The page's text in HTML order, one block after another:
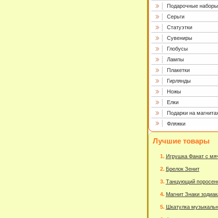
Подарочные наборы
Серьги
Статуэтки
Сувениры
Глобусы
Лампы
Плакетки
Гирлянды
Ножы
Елки
Подарки на
Фляжки
Лучшие товары
Игрушка Фанат с
Брелок Зенит
Танцующий
Магнит Знаки
Шкатулка